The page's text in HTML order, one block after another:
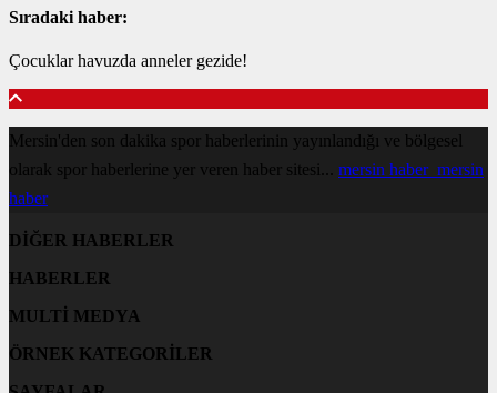
Sıradaki haber:
Çocuklar havuzda anneler gezide!
Mersin'den son dakika spor haberlerinin yayınlandığı ve bölgesel
olarak spor haberlerine yer veren haber sitesi... mersin haber mersin
haber
DİĞER HABERLER
HABERLER
MULTİ MEDYA
ÖRNEK KATEGORİLER